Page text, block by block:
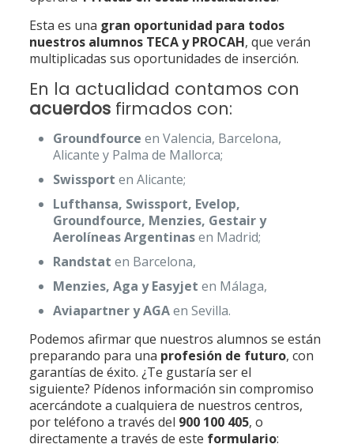
Esta es una gran oportunidad para todos
nuestros alumnos TECA y PROCAH, que verán
multiplicadas sus oportunidades de inserción.
En la actualidad contamos con
acuerdosfirmados con:
Groundfource en Valencia, Barcelona,
Alicante y Palma de Mallorca;
Swissport en Alicante;
Lufthansa, Swissport, Evelop,
Groundfource, Menzies, Gestair y
Aerolíneas Argentinasen Madrid;
Randstat en Barcelona,
Menzies, Aga y Easyjet en Málaga,
Aviapartner y AGAen Sevilla.
Podemos afirmar que nuestros alumnos se están
preparando para una profesión de futuro, con
garantías de éxito. ¿Te gustaría ser el
siguiente? Pídenos información sin compromiso
acercándote a cualquiera de nuestros centros,
por teléfono a través del 900 100 405, o
directamente a través de este formulario: